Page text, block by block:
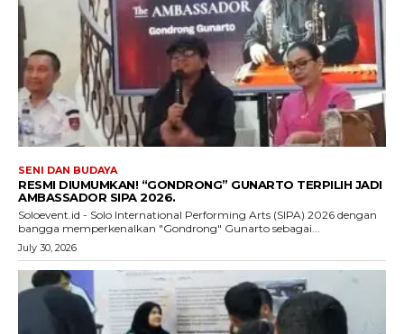
SENI DAN BUDAYA
RESMI DIUMUMKAN! “GONDRONG” GUNARTO TERPILIH JADI
AMBASSADOR SIPA 2026.
Soloevent.id - Solo International Performing Arts (SIPA) 2026 dengan
bangga memperkenalkan "Gondrong" Gunarto sebagai...
July 30, 2026